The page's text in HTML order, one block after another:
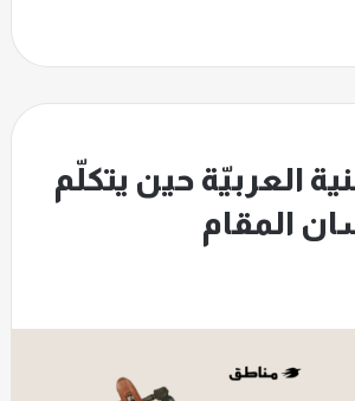
العربيّة حين يتكلّم
المقام